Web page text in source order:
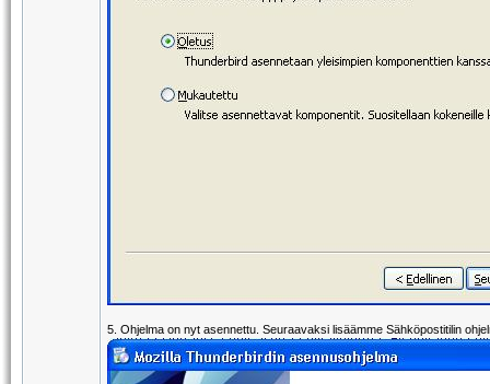
5. Ohjelma on nyt asennettu. Seuraavaksi lisäämme Sähköpostitilin